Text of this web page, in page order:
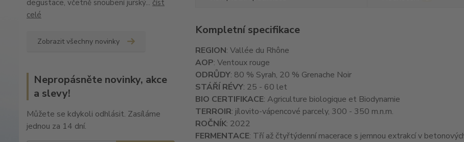
degustace, včetně snoubení jurský... číst
celé
Zobrazit všechny novinky
Nepropásněte novinky, akce
a slevy!
Můžete se kdykoli odhlásit. Zasíláme
jednou za 14 dní.
Kompletní specifikace
REGION: Vallée du Rhône
AOP: Ventoux rouge
ODRŮDY: 80 % Syrah, 20 % Grenache Noir
STÁŘÍ RÉVY: 25 - 60 let
BIO CERTIFIKACE: Agriculture biologique et Biodynamie
TERROIR: jílovito-vápencové parcely, 300 - 350 m.n.m.
ROČNÍK: 2022
FERMENTACE: Tří až čtyřtýdenní macerace s jemnou extrakcí v